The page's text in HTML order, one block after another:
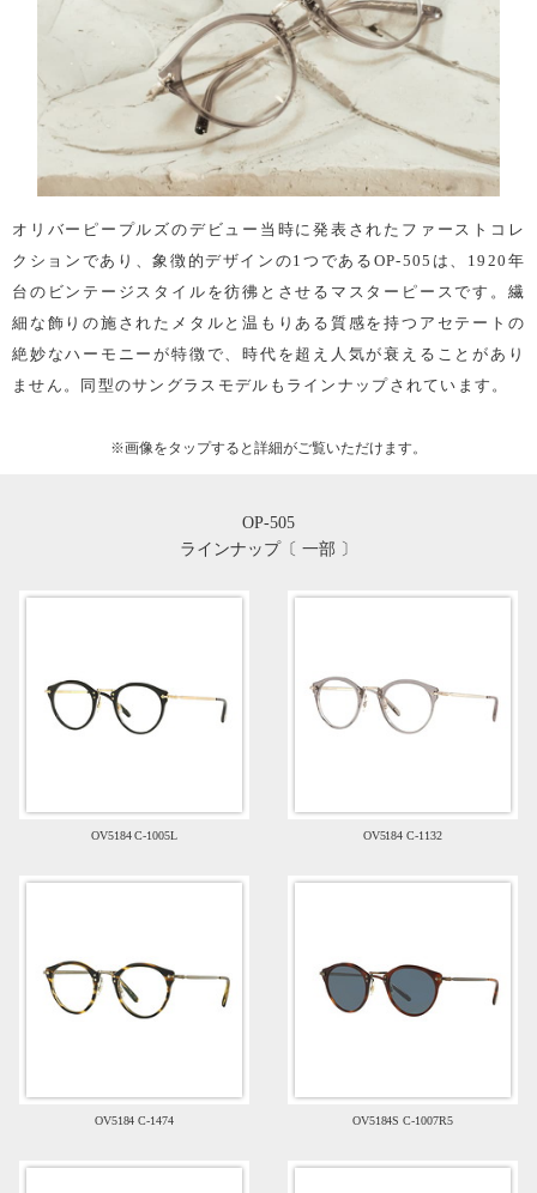
オリバーピープルズのデビュー当時に発表されたファーストコレ
クションであり、象徴的デザインの1つであるOP-505は、1920年
台のビンテージスタイルを彷彿とさせるマスターピースです。繊
細な飾りの施されたメタルと温もりある質感を持つアセテートの
絶妙なハーモニーが特徴で、時代を超え人気が衰えることがあり
ません。同型のサングラスモデルもラインナップされています。
※画像をタップすると詳細がご覧いただけます。
OP-505
ラインナップ〔 一部 〕
OV5184 C-1005L OV5184 C-1132
OV5184 C-1474 OV5184S C-1007R5